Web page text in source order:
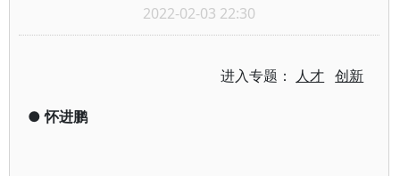
2022-02-03 22:30
进入专题： 人才 创新
●怀进鹏